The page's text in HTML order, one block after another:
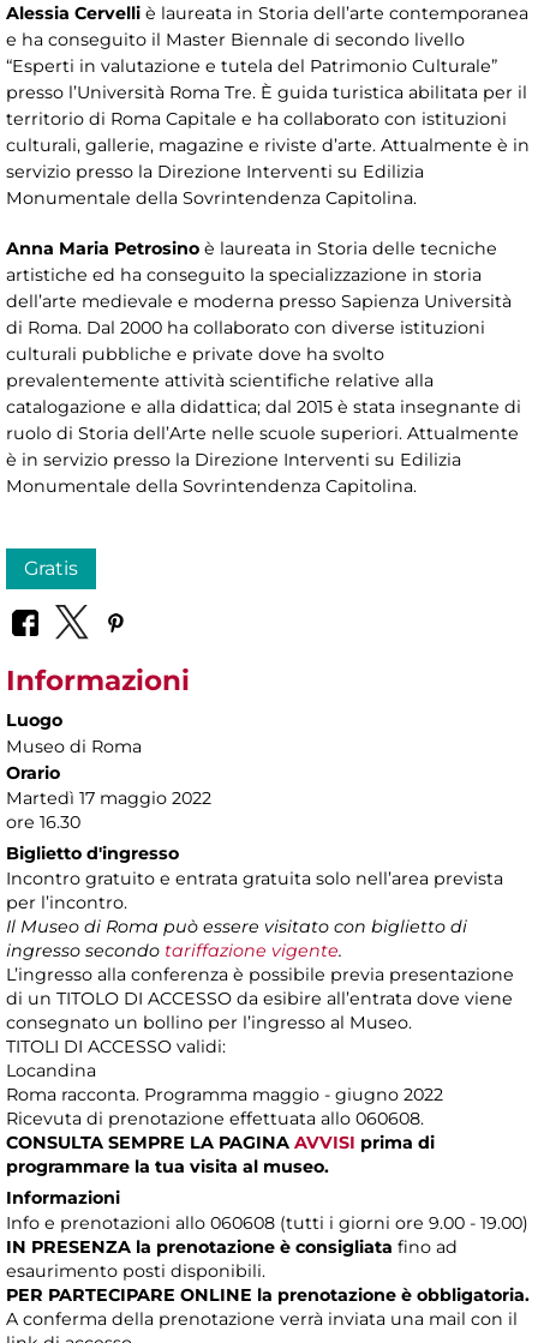
Alessia Cervelli è laureata in Storia dell’arte contemporanea
e ha conseguito il Master Biennale di secondo livello
“Esperti in valutazione e tutela del Patrimonio Culturale”
presso l’Università Roma Tre. È guida turistica abilitata per il
territorio di Roma Capitale e ha collaborato con istituzioni
culturali, gallerie, magazine e riviste d’arte. Attualmente è in
servizio presso la Direzione Interventi su Edilizia
Monumentale della Sovrintendenza Capitolina.
Anna Maria Petrosino è laureata in Storia delle tecniche
artistiche ed ha conseguito la specializzazione in storia
dell’arte medievale e moderna presso Sapienza Università
di Roma. Dal 2000 ha collaborato con diverse istituzioni
culturali pubbliche e private dove ha svolto
prevalentemente attività scientifiche relative alla
catalogazione e alla didattica; dal 2015 è stata insegnante di
ruolo di Storia dell’Arte nelle scuole superiori. Attualmente
è in servizio presso la Direzione Interventi su Edilizia
Monumentale della Sovrintendenza Capitolina.
Gratis
Informazioni
Luogo
Museo di Roma
Orario
Martedì 17 maggio 2022
ore 16.30
Biglietto d'ingresso
Incontro gratuito e entrata gratuita solo nell’area prevista
per l’incontro.
Il Museo di Roma può essere visitato con biglietto di
ingresso secondo tariffazione vigente.
L’ingresso alla conferenza è possibile previa presentazione
di un TITOLO DI ACCESSO da esibire all’entrata dove viene
consegnato un bollino per l’ingresso al Museo.
TITOLI DI ACCESSO validi:
Locandina
Roma racconta. Programma maggio - giugno 2022
Ricevuta di prenotazione effettuata allo 060608.
CONSULTA SEMPRE LA PAGINA AVVISI prima di
programmare la tua visita al museo.
Informazioni
Info e prenotazioni allo 060608 (tutti i giorni ore 9.00 - 19.00)
IN PRESENZA la prenotazione è consigliata fino ad
esaurimento posti disponibili.
PER PARTECIPARE ONLINE la prenotazione è obbligatoria.
A conferma della prenotazione verrà inviata una mail con il